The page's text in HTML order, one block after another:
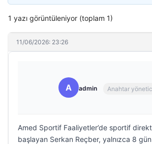
1 yazı görüntüleniyor (toplam 1)
11/06/2026: 23:26
A admin Anahtar
Amed Sportif Faaliyetler’de sportif
başlayan Serkan Reçber, yalnızca 8